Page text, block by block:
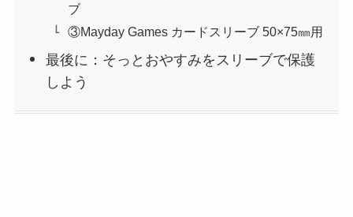
ブ
③Mayday Games カードスリーブ 50×75㎜用
最後に：そっとおやすみをスリーブで保護
しよう